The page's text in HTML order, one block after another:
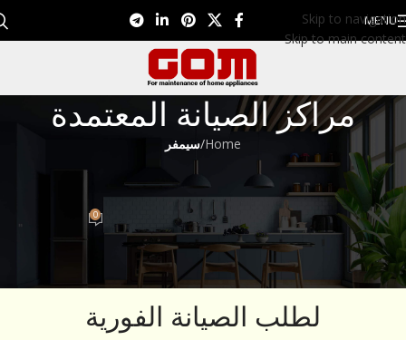
Skip to navigation
Skip to main content
MENU
مراكز الصيانة المعتمدة
Home
/سيمفر
سيمفر
رقم صيانه سيمفر 01099948826
Eman EL Nagar On سبتمبر 8, 2022 0
لطلب الصيانة الفورية